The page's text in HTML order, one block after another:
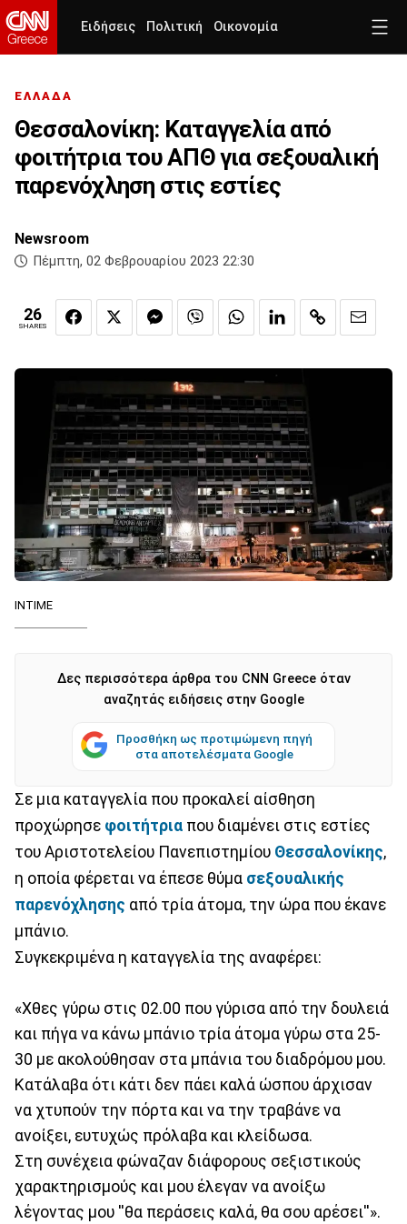
Ειδήσεις Πολιτική Οικονομία
ΕΛΛΑΔΑ
Θεσσαλονίκη: Καταγγελία από
φοιτήτρια του ΑΠΘ για σεξουαλική
παρενόχληση στις εστίες
Newsroom
Πέμπτη, 02 Φεβρουαρίου 2023 22:30
26
SHARES
INTIME
Δες περισσότερα άρθρα του CNN Greece όταν
αναζητάς ειδήσεις στην Google
Προσθήκη ως προτιμώμενη πηγή
στα αποτελέσματα Google
Σε μια καταγγελία που προκαλεί αίσθηση
προχώρησε φοιτήτρια που διαμένει στις εστίες
του Αριστοτελείου Πανεπιστημίου Θεσσαλονίκης,
η οποία φέρεται να έπεσε θύμα σεξουαλικής
παρενόχλησης από τρία άτομα, την ώρα που έκανε
μπάνιο.
Συγκεκριμένα η καταγγελία της αναφέρει:
«Χθες γύρω στις 02.00 που γύρισα από την δουλειά
και πήγα να κάνω μπάνιο τρία άτομα γύρω στα 25-
30 με ακολούθησαν στα μπάνια του διαδρόμου μου.
Κατάλαβα ότι κάτι δεν πάει καλά ώσπου άρχισαν
να χτυπούν την πόρτα και να την τραβάνε να
ανοίξει, ευτυχώς πρόλαβα και κλείδωσα.
Στη συνέχεια φώναζαν διάφορους σεξιστικούς
χαρακτηρισμούς και μου έλεγαν να ανοίξω
λέγοντας μου ''θα περάσεις καλά, θα σου αρέσει''».